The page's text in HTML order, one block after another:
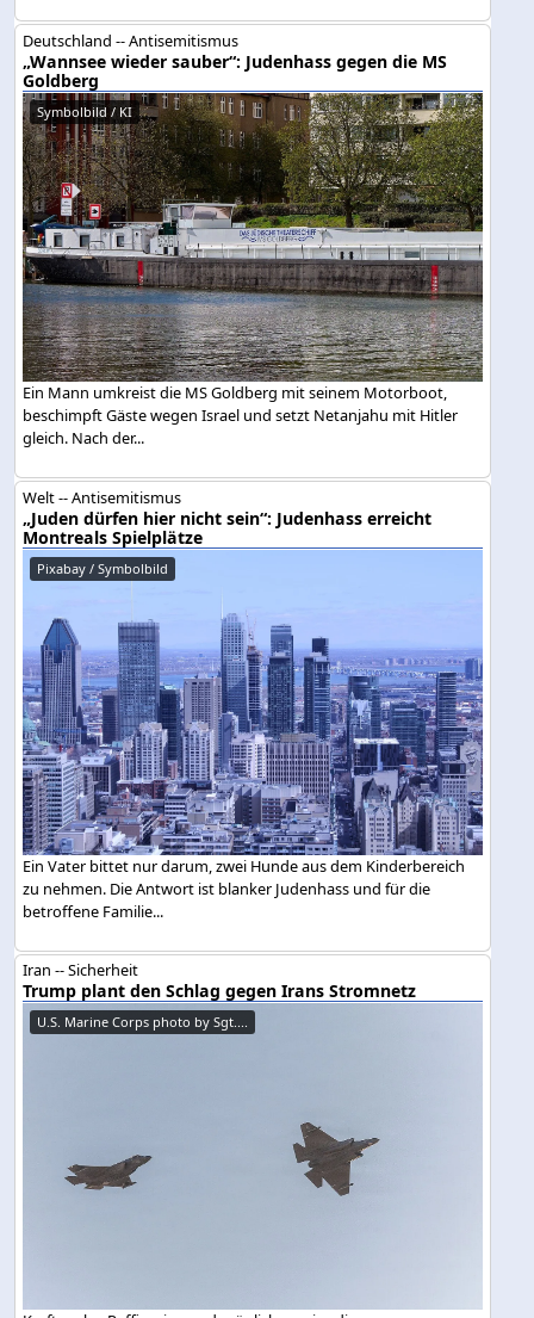
Deutschland -- Antisemitismus
„Wannsee wieder sauber“: Judenhass gegen die MS
Goldberg
Symbolbild / KI
Ein Mann umkreist die MS Goldberg mit seinem Motorboot,
beschimpft Gäste wegen Israel und setzt Netanjahu mit Hitler
gleich. Nach der...
Welt -- Antisemitismus
„Juden dürfen hier nicht sein“: Judenhass erreicht
Montreals Spielplätze
Pixabay / Symbolbild
Ein Vater bittet nur darum, zwei Hunde aus dem Kinderbereich
zu nehmen. Die Antwort ist blanker Judenhass und für die
betroffene Familie...
Iran -- Sicherheit
Trump plant den Schlag gegen Irans Stromnetz
U.S. Marine Corps photo by Sgt....